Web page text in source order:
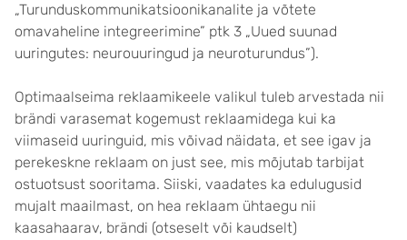
„Turunduskommunikatsioonikanalite ja võtete
omavaheline integreerimine” ptk 3 „Uued suunad
uuringutes: neurouuringud ja neuroturundus”).
Optimaalseima reklaamikeele valikul tuleb arvestada nii
brändi varasemat kogemust reklaamidega kui ka
viimaseid uuringuid, mis võivad näidata, et see igav ja
perekeskne reklaam on just see, mis mõjutab tarbijat
ostuotsust sooritama. Siiski, vaadates ka edulugusid
mujalt maailmast, on hea reklaam ühtaegu nii
kaasahaarav, brändi (otseselt või kaudselt)